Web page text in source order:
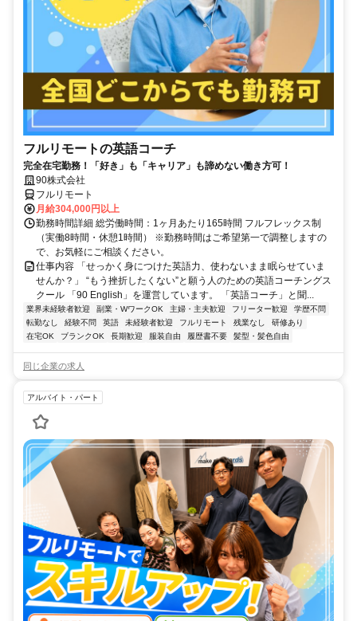
フルリモートの英語コーチ
完全在宅勤務！「好き」も「キャリア」も諦めない働き方可！
90株式会社
フルリモート
月給304,000円以上
勤務時間詳細 総労働時間：1ヶ月あたり165時間 フルフレックス制
（実働8時間・休憩1時間） ※勤務時間はご希望第一で調整しますの
で、お気軽にご相談ください。
仕事内容 「せっかく身につけた英語力、使わないまま眠らせていま
せんか？」 “もう挫折したくない”と願う人のための英語コーチングス
クール 「90 English」を運営しています。 「英語コーチ」と聞...
業界未経験者歓迎 副業・WワークOK 主婦・主夫歓迎 フリーター歓迎
学歴不問
転勤なし
経験不問 英語 未経験者歓迎 フルリモート 残業なし
研修あり
在宅OK
ブランクOK 長期歓迎 服装自由 履歴書不要 髪型・髪色自由
同じ企業の求人
アルバイト・パート